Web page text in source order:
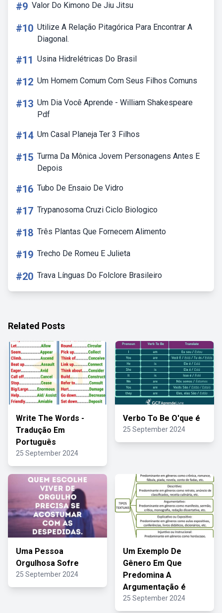
#9 Valor Do Kimono De Jiu Jitsu
#10 Utilize A Relação Pitagórica Para Encontrar A
Diagonal.
#11 Usina Hidrelétricas Do Brasil
#12 Um Homem Comum Com Seus Filhos Comuns
#13 Um Dia Você Aprende - William Shakespeare
Pdf
#14 Um Casal Planeja Ter 3 Filhos
#15 Turma Da Mônica Jovem Personagens Antes E
Depois
#16 Tubo De Ensaio De Vidro
#17 Trypanosoma Cruzi Ciclo Biologico
#18 Três Plantas Que Fornecem Alimento
#19 Trecho De Romeu E Julieta
#20 Trava Línguas Do Folclore Brasileiro
Related Posts
Write The Words -
Tradução Em
Português
25 September 2024
Verbo To Be O'que é
25 September 2024
Uma Pessoa
Orgulhosa Sofre
25 September 2024
Um Exemplo De
Gênero Em Que
Predomina A
Argumentação é
25 September 2024